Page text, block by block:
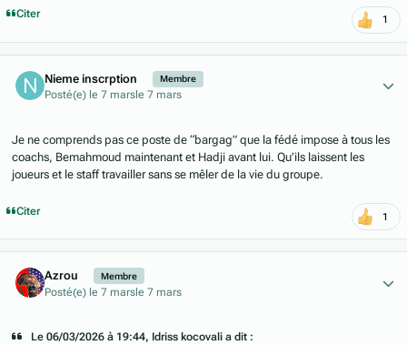
Citer 1
Nieme inscrption Membre
Posté(e) le 7 mars le 7 mars
Je ne comprends pas ce poste de “bargag” que la fédé impose à tous les
coachs, Bemahmoud maintenant et Hadji avant lui. Qu’ils laissent les
joueurs et le staff travailler sans se mêler de la vie du groupe.
Citer 1
Azrou Membre
Posté(e) le 7 marsle 7 mars
Le 06/03/2026 à 19:44, Idriss kocovali a dit :